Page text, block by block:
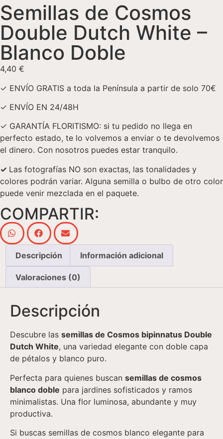
Semillas de Cosmos
Double Dutch White –
Blanco Doble
4,40 €
✓ ENVÍO GRATIS a toda la Península a partir de solo 70€
✓ ENVÍO EN 24/48H
✓ GARANTÍA FLORITISMO: si tu pedido no llega en
perfecto estado, te lo volvemos a enviar o te devolvemos
el dinero. Con nosotros puedes estar tranquilo.
✓ Las fotografías NO son exactas, las tonalidades y
colores podrán variar. Alguna semilla o bulbo de otro color
puede venir mezclada en el paquete.
COMPARTIR:
Descripción Información adicional
Valoraciones (0)
Descripción
Descubre las semillas de Cosmos bipinnatus Double
Dutch White, una variedad elegante con doble capa
de pétalos y blanco puro.
Perfecta para quienes buscan semillas de cosmos
blanco doble para jardines sofisticados y ramos
minimalistas. Una flor luminosa, abundante y muy
productiva.
Si buscas semillas de cosmos blanco elegante para